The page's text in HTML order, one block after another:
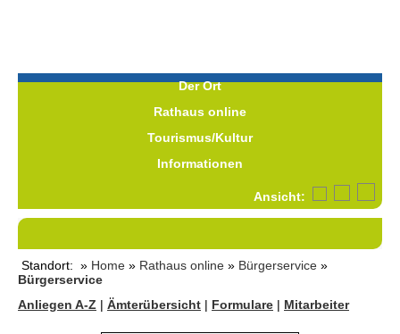
Der Ort
Rathaus online
Tourismus/Kultur
Informationen
Ansicht:
Standort: » Home » Rathaus online » Bürgerservice »
Bürgerservice
Anliegen A-Z | Ämterübersicht | Formulare | Mitarbeiter